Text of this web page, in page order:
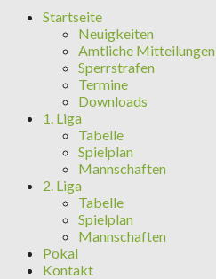
Startseite
Neuigkeiten
Amtliche Mitteilungen
Sperrstrafen
Termine
Downloads
1. Liga
Tabelle
Spielplan
Mannschaften
2. Liga
Tabelle
Spielplan
Mannschaften
Pokal
Kontakt